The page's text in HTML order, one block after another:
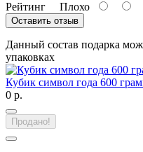
Рейтинг Плохо
Оставить отзыв
Данный состав подарка
упаковках
Кубик символ года 600
0 р.
Продано!